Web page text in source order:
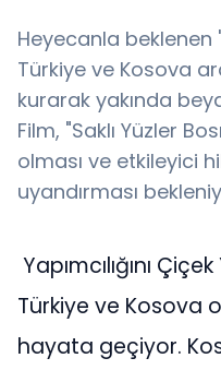
Heyecanla beklenen
Türkiye ve Kosova
kurarak yakında
Film, "Saklı Yüzler
olması ve etkileyici
uyandırması
Yapımcılığını
Türkiye ve Kosova
hayata geçiyor.